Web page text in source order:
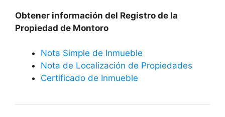
Obtener información del Registro de la
Propiedad de Montoro
Nota Simple de Inmueble
Nota de Localización de Propiedades
Certificado de Inmueble